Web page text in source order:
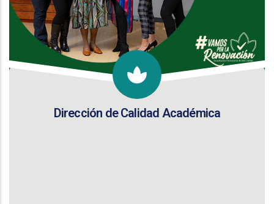
Dirección de Calidad Académica